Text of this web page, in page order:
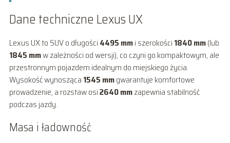
Dane techniczne Lexus UX
Lexus UX to SUV o długości 4495 mmi szerokości 1840 mm(lub
1845 mmw zależności od wersji), co czyni go kompaktowym, ale
przestronnym pojazdem idealnym do miejskiego życia.
Wysokość wynosząca 1545 mmgwarantuje komfortowe
prowadzenie, a rozstaw osi2640 mmzapewnia stabilność
podczas jazdy.
Masa i ładowność